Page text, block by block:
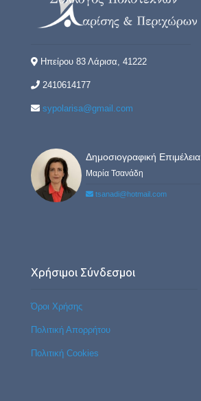
Ηπείρου 83 Λάρισα, 41222
2410614177
sypolarisa@gmail.com
Δημοσιογραφική Επιμέλεια
Μαρία Τσανάδη
tsanadi@hotmail.com
Χρήσιμοι Σύνδεσμοι
Όροι Χρήσης
Πολιτική Απορρήτου
Πολιτική Cookies